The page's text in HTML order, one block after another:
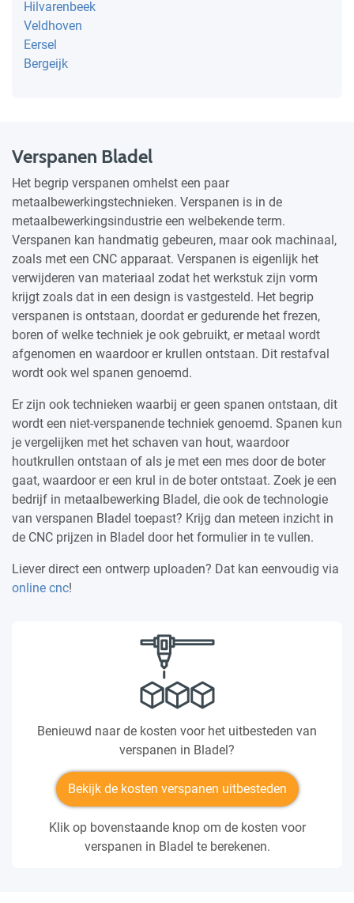
Hilvarenbeek
Veldhoven
Eersel
Bergeijk
Verspanen Bladel
Het begrip verspanen omhelst een paar
metaalbewerkingstechnieken. Verspanen is in de
metaalbewerkingsindustrie een welbekende term.
Verspanen kan handmatig gebeuren, maar ook machinaal,
zoals met een CNC apparaat. Verspanen is eigenlijk het
verwijderen van materiaal zodat het werkstuk zijn vorm
krijgt zoals dat in een design is vastgesteld. Het begrip
verspanen is ontstaan, doordat er gedurende het frezen,
boren of welke techniek je ook gebruikt, er metaal wordt
afgenomen en waardoor er krullen ontstaan. Dit restafval
wordt ook wel spanen genoemd.
Er zijn ook technieken waarbij er geen spanen ontstaan, dit
wordt een niet-verspanende techniek genoemd. Spanen kun
je vergelijken met het schaven van hout, waardoor
houtkrullen ontstaan of als je met een mes door de boter
gaat, waardoor er een krul in de boter ontstaat. Zoek je een
bedrijf in metaalbewerking Bladel, die ook de technologie
van verspanen Bladel toepast? Krijg dan meteen inzicht in
de CNC prijzen in Bladel door het formulier in te vullen.
Liever direct een ontwerp uploaden? Dat kan eenvoudig via
online cnc!
Benieuwd naar de kosten voor het uitbesteden van
verspanen in Bladel?
Bekijk de kosten verspanen uitbesteden
Klik op bovenstaande knop om de kosten voor
verspanen in Bladel te berekenen.